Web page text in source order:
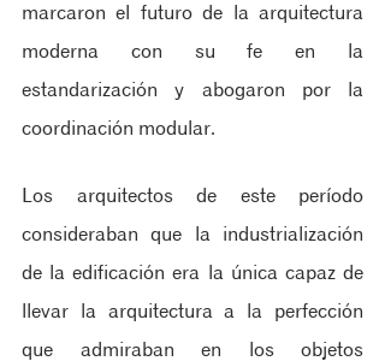
marcaron el futuro de la arquitectura
moderna con su fe en la
estandarización y abogaron por la
coordinación modular.
Los arquitectos de este período
consideraban que la industrialización
de la edificación era la única capaz de
llevar la arquitectura a la perfección
que admiraban en los objetos